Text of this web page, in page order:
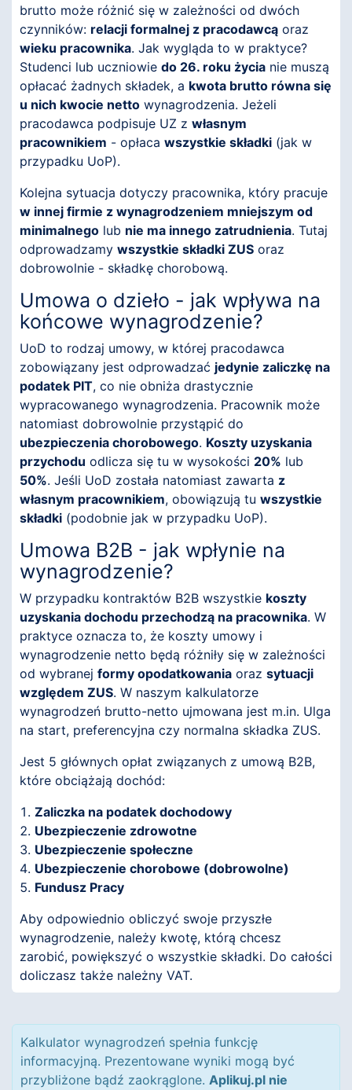
brutto może różnić się w zależności od dwóch
czynników: relacji formalnej z pracodawcą oraz
wieku pracownika. Jak wygląda to w praktyce?
Studenci lub uczniowie do 26. roku życia nie muszą
opłacać żadnych składek, a kwota brutto równa się
u nich kwocie netto wynagrodzenia. Jeżeli
pracodawca podpisuje UZ z własnym
pracownikiem - opłaca wszystkie składki (jak w
przypadku UoP).
Kolejna sytuacja dotyczy pracownika, który pracuje
w innej firmie z wynagrodzeniem mniejszym od
minimalnego lub nie ma innego zatrudnienia. Tutaj
odprowadzamy wszystkie składki ZUS oraz
dobrowolnie - składkę chorobową.
Umowa o dzieło - jak wpływa na
końcowe wynagrodzenie?
UoD to rodzaj umowy, w której pracodawca
zobowiązany jest odprowadzać jedynie zaliczkę na
podatek PIT, co nie obniża drastycznie
wypracowanego wynagrodzenia. Pracownik może
natomiast dobrowolnie przystąpić do
ubezpieczenia chorobowego. Koszty uzyskania
przychodu odlicza się tu w wysokości 20% lub
50%. Jeśli UoD została natomiast zawarta z
własnym pracownikiem, obowiązują tu wszystkie
składki (podobnie jak w przypadku UoP).
Umowa B2B - jak wpłynie na
wynagrodzenie?
W przypadku kontraktów B2B wszystkie koszty
uzyskania dochodu przechodzą na pracownika. W
praktyce oznacza to, że koszty umowy i
wynagrodzenie netto będą różniły się w zależności
od wybranej formy opodatkowania oraz sytuacji
względem ZUS. W naszym kalkulatorze
wynagrodzeń brutto-netto ujmowana jest m.in. Ulga
na start, preferencyjna czy normalna składka ZUS.
Jest 5 głównych opłat związanych z umową B2B,
które obciążają dochód:
Zaliczka na podatek dochodowy
Ubezpieczenie zdrowotne
Ubezpieczenie społeczne
Ubezpieczenie chorobowe (dobrowolne)
Fundusz Pracy
Aby odpowiednio obliczyć swoje przyszłe
wynagrodzenie, należy kwotę, którą chcesz
zarobić, powiększyć o wszystkie składki. Do całości
doliczasz także należny VAT.
Kalkulator wynagrodzeń spełnia funkcję
informacyjną. Prezentowane wyniki mogą być
przybliżone bądź zaokrąglone. Aplikuj.pl nie